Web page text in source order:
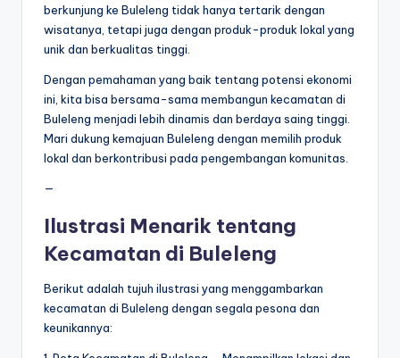
berkunjung ke Buleleng tidak hanya tertarik dengan
wisatanya, tetapi juga dengan produk-produk lokal yang
unik dan berkualitas tinggi.
Dengan pemahaman yang baik tentang potensi ekonomi
ini, kita bisa bersama-sama membangun kecamatan di
Buleleng menjadi lebih dinamis dan berdaya saing tinggi.
Mari dukung kemajuan Buleleng dengan memilih produk
lokal dan berkontribusi pada pengembangan komunitas.
—
Ilustrasi Menarik tentang
Kecamatan di Buleleng
Berikut adalah tujuh ilustrasi yang menggambarkan
kecamatan di Buleleng dengan segala pesona dan
keunikannya: